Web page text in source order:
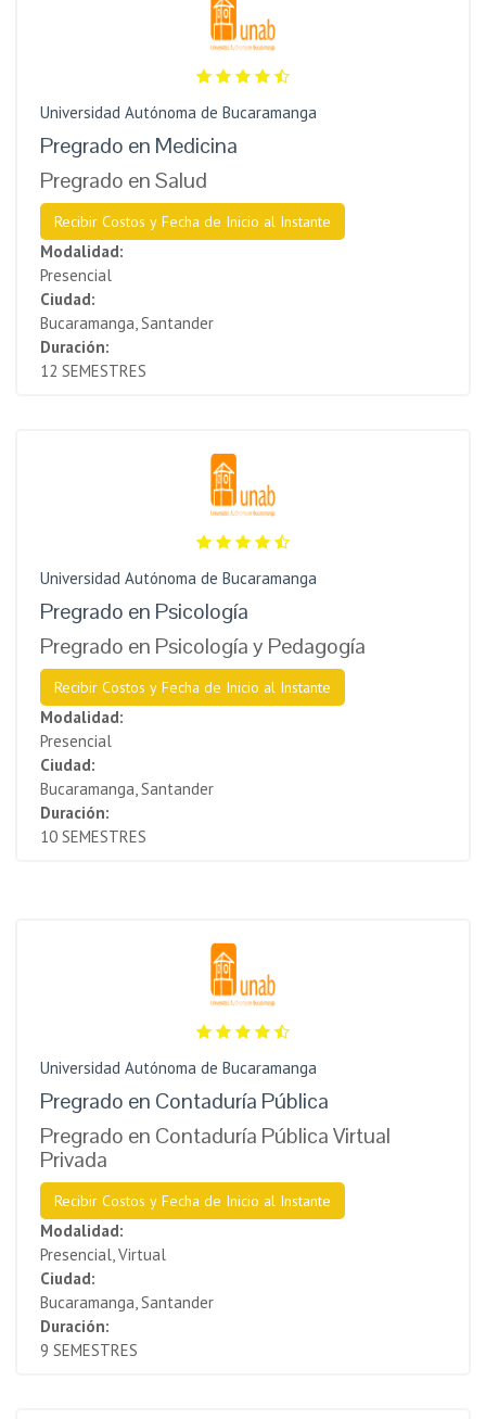
Universidad Autónoma de Bucaramanga
Pregrado en Medicina
Pregrado en Salud
Recibir Costos y Fecha de Inicio al Instante
Modalidad:
Presencial
Ciudad:
Bucaramanga, Santander
Duración:
12 SEMESTRES
Universidad Autónoma de Bucaramanga
Pregrado en Psicología
Pregrado en Psicología y Pedagogía
Recibir Costos y Fecha de Inicio al Instante
Modalidad:
Presencial
Ciudad:
Bucaramanga, Santander
Duración:
10 SEMESTRES
Universidad Autónoma de Bucaramanga
Pregrado en Contaduría Pública
Pregrado en Contaduría Pública Virtual
Privada
Recibir Costos y Fecha de Inicio al Instante
Modalidad:
Presencial, Virtual
Ciudad:
Bucaramanga, Santander
Duración:
9 SEMESTRES